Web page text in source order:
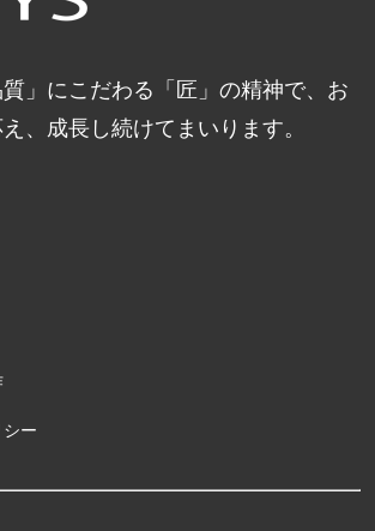
質」にこだわる「匠」の精神で、お
、成長し続けてまいります。
ー